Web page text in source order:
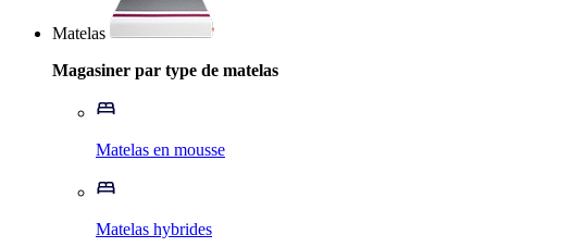
Matelas
Magasiner par type de matelas
Matelas en mousse
Matelas hybrides